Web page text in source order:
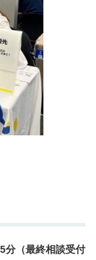
分（最終相談受付